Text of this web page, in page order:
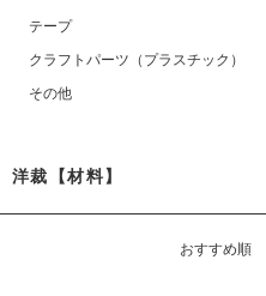
テープ
クラフトパーツ（プラスチック）
その他
洋裁【材料】
おすすめ順